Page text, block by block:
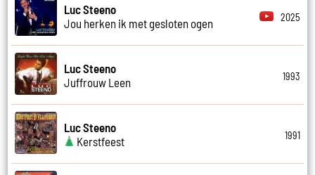
Luc Steeno
Jou herken ik met gesloten ogen
2025
Luc Steeno
Juffrouw Leen
1993
Luc Steeno
Kerstfeest
1991